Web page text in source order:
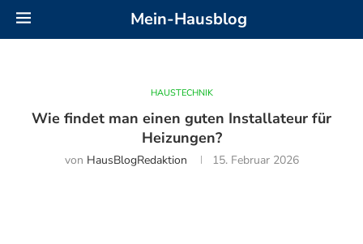
Mein-Hausblog
HAUSTECHNIK
Wie findet man einen guten Installateur für
Heizungen?
von HausBlogRedaktion 15. Februar 2026